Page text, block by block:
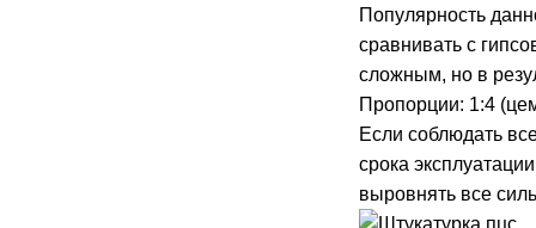
Популярность
сравнивать с
сложным, но в
Пропорции: 1:4
Если соблюдать
срока
выровнять все